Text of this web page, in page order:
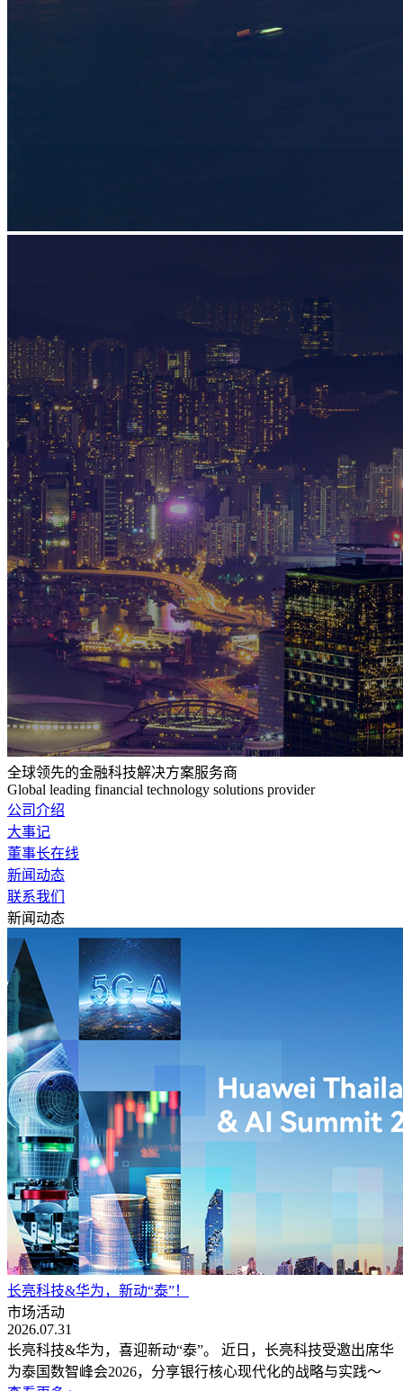
全球领先的金融科技解决方案服务商
Global leading financial technology solutions provider
公司介绍
大事记
董事长在线
新闻动态
联系我们
新闻动态
长亮科技&华为，新动“泰”！
市场活动
2026.07.31
长亮科技&华为，喜迎新动“泰”。 近日，长亮科技受邀出席华
为泰国数智峰会2026，分享银行核心现代化的战略与实践～